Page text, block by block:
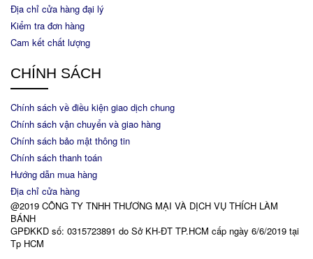
Địa chỉ cửa hàng đại lý
Kiểm tra đơn hàng
Cam kết chất lượng
CHÍNH SÁCH
Chính sách về điều kiện giao dịch chung
Chính sách vận chuyển và giao hàng
Chính sách bảo mật thông tin
Chính sách thanh toán
Hướng dẫn mua hàng
Địa chỉ cửa hàng
@2019 CÔNG TY TNHH THƯƠNG MẠI VÀ DỊCH VỤ THÍCH LÀM
BÁNH
GPĐKKD số: 0315723891 do Sở KH-ĐT TP.HCM cấp ngày 6/6/2019 tại
Tp HCM